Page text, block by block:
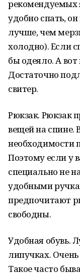
рекомендуемых
удобно спать,
лучше, чем
холодно). Если
бы одеяло. А
Достаточно
свитер.
Рюкзак. Рюкзак
вещей на спине.
необходимости
Поэтому если у
специально не
удобными
предпочитают
свободны.
Удобная обувь.
липучках. Очень
Такое часто